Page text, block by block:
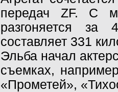
передач ZF. С
разгоняется за
составляет 331
Эльба начал
съемках,
«Прометей»,